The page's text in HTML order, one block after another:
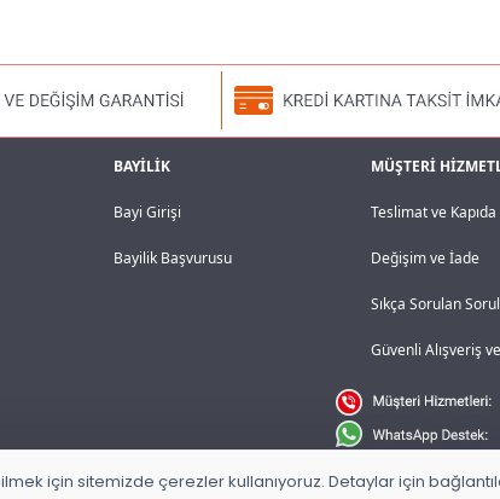
BAYİLİK
Bayi Girişi
Bayilik Başvurusu
MÜŞTERİ
Teslimat ve
Değişim ve İade
Sıkça Sorulan
Güvenli Alışveriş
için sitemizde çerezler kullanıyoruz. Detaylar için